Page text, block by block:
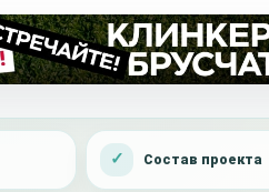
Состав проекта